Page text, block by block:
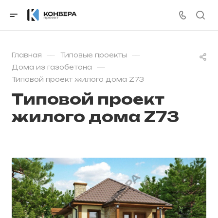
Главная — Типовые проекты —
Дома из газобетона —
Типовой проект жилого дома Z73
Типовой проект
жилого дома Z73